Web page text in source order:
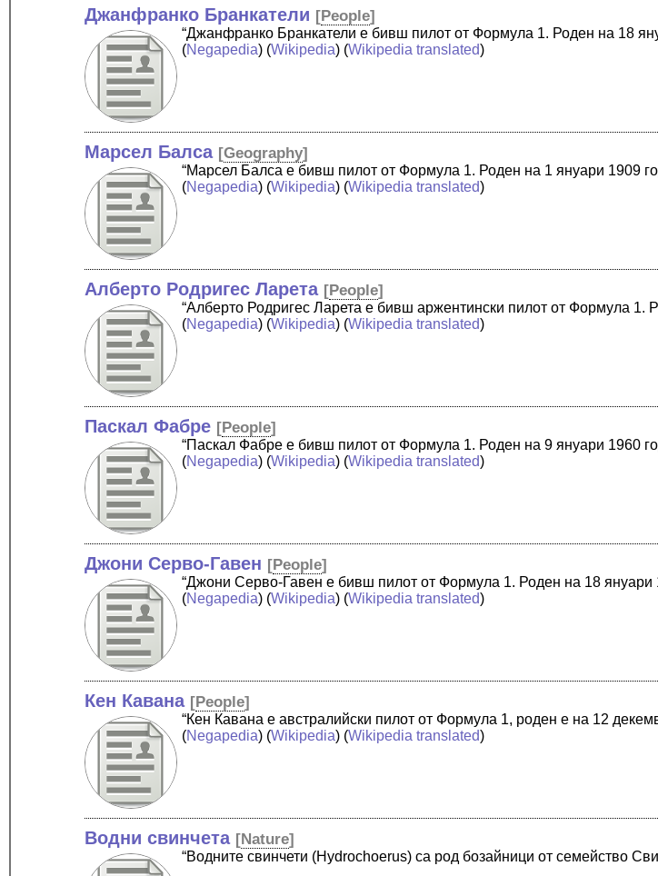
Джанфранко Бранкатели [People]
“Джанфранко Бранкатели е бивш пилот от Формула 1. Роден на 18
(Negapedia) (Wikipedia) (Wikipedia translated)
Марсел Балса [Geography]
“Марсел Балса е бивш пилот от Формула 1. Роден на 1 януари 1909
(Negapedia) (Wikipedia) (Wikipedia translated)
Алберто Родригес Ларета [People]
“Алберто Родригес Ларета е бивш аржентински пилот от Формула
(Negapedia) (Wikipedia) (Wikipedia translated)
Паскал Фабре [People]
“Паскал Фабре е бивш пилот от Формула 1. Роден на 9 януари 1960
(Negapedia) (Wikipedia) (Wikipedia translated)
Джони Серво-Гавен [People]
“Джони Серво-Гавен е бивш пилот от Формула 1. Роден на 18
(Negapedia) (Wikipedia) (Wikipedia translated)
Кен Кавана [People]
“Кен Кавана е австралийски пилот от Формула 1, роден е на 12
(Negapedia) (Wikipedia) (Wikipedia translated)
Водни свинчета [Nature]
“Водните свинчети (Hydrochoerus) са род бозайници от семейство